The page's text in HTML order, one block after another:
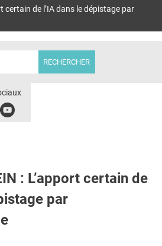
À DOMICILE
certain de l’IA dans le dépistage par
Youbute
: L’apport certain de
par